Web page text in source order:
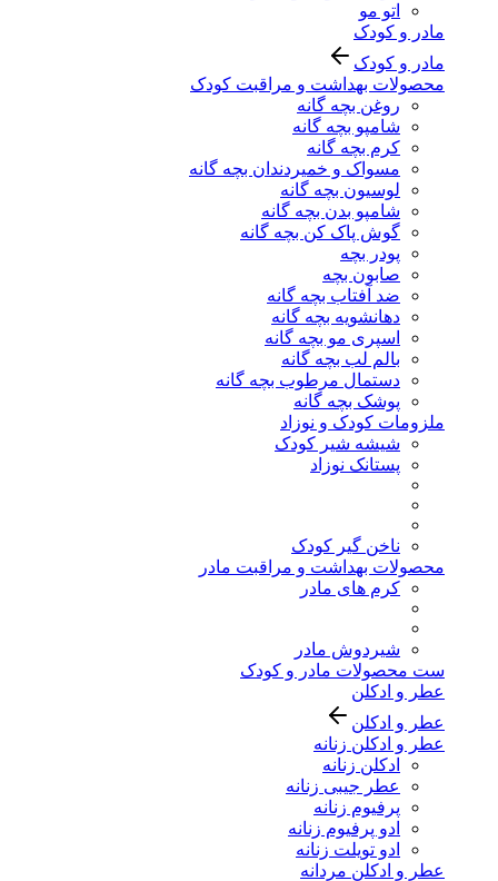
اتو مو
مادر و کودک
مادر و کودک
محصولات بهداشت و مراقبت کودک
روغن بچه گانه
شامپو بچه گانه
کرم بچه گانه
مسواک و خمیردندان بچه گانه
لوسیون بچه گانه
شامپو بدن بچه گانه
گوش پاک کن بچه گانه
پودر بچه
صابون بچه
ضد آفتاب بچه گانه
دهانشویه بچه گانه
اسپری مو بچه گانه
بالم لب بچه گانه
دستمال مرطوب بچه گانه
پوشک بچه گانه
ملزومات کودک و نوزاد
شیشه شیر کودک
پستانک نوزاد
ناخن گیر کودک
محصولات بهداشت و مراقبت مادر
کرم های مادر
شیردوش مادر
ست محصولات مادر و کودک
عطر و ادکلن
عطر و ادکلن
عطر و ادکلن زنانه
ادکلن زنانه
عطر جیبی زنانه
پرفیوم زنانه
ادو پرفیوم زنانه
ادو تویلت زنانه
عطر و ادکلن مردانه